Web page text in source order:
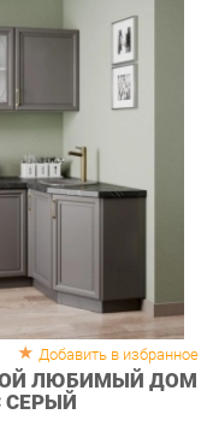
Добавить в избранное
ЛЮБИМЫЙ ДОМ
удобного, и при